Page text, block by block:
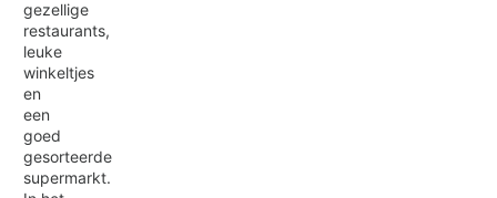
gezellige
restaurants,
leuke
winkeltjes
en
een
goed
gesorteerde
supermarkt.